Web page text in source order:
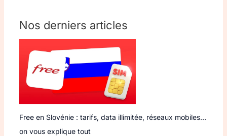
Nos derniers articles
Free en Slovénie : tarifs, data illimitée, réseaux mobiles…
on vous explique tout